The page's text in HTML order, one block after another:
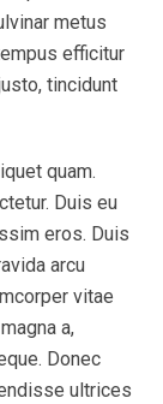
metus
efficitur
tincidunt
quam.
Duis eu
eros. Duis
arcu
vitae
a,
Donec
ultrices